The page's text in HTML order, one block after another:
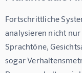
Fortschrittliche
analysieren nicht
Sprachtöne,
sogar